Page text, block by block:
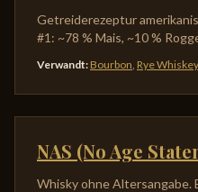
Getreiderezeptur
#1: ~78 % Mais, ~10 %
Verwandt: Bourbon, Rye Whiskey
NAS (No Age
Whisky ohne Altersangabe.